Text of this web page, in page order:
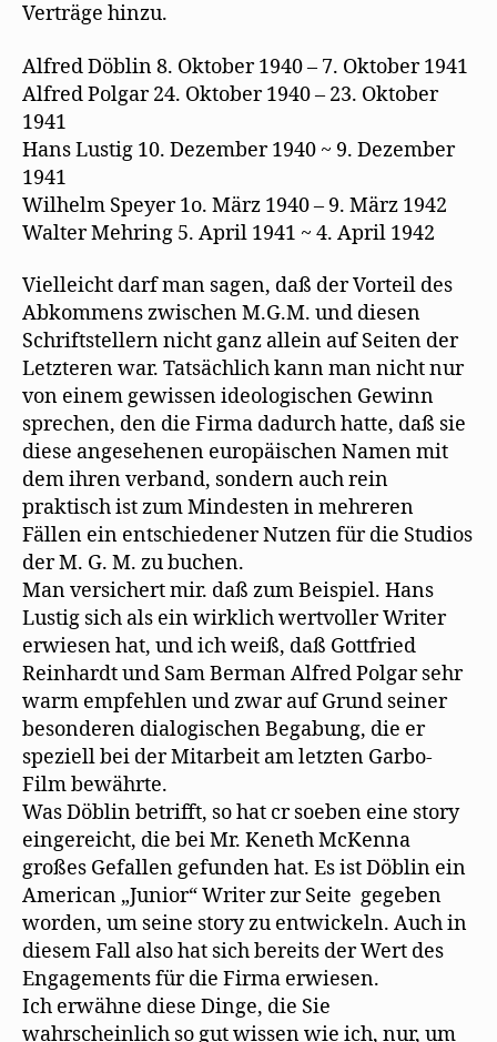
Verträge hinzu.
Alfred Döblin 8. Oktober 1940 – 7. Oktober 1941
Alfred Polgar 24. Oktober 1940 – 23. Oktober
1941
Hans Lustig 10. Dezember 1940 ~ 9. Dezember
1941
Wilhelm Speyer 1o. März 1940 – 9. März 1942
Walter Mehring 5. April 1941 ~ 4. April 1942
Vielleicht darf man sagen, daß der Vorteil des
Abkommens zwischen M.G.M. und diesen
Schriftstellern nicht ganz allein auf Seiten der
Letzteren war. Tatsächlich kann man nicht nur
von einem gewissen ideologischen Gewinn
sprechen, den die Firma dadurch hatte, daß sie
diese angesehenen europäischen Namen mit
dem ihren verband, sondern auch rein
praktisch ist zum Mindesten in mehreren
Fällen ein entschiedener Nutzen für die Studios
der M. G. M. zu buchen.
Man versichert mir. daß zum Beispiel. Hans
Lustig sich als ein wirklich wertvoller Writer
erwiesen hat, und ich weiß, daß Gottfried
Reinhardt und Sam Berman Alfred Polgar sehr
warm empfehlen und zwar auf Grund seiner
besonderen dialogischen Begabung, die er
speziell bei der Mitarbeit am letzten Garbo-
Film bewährte.
Was Döblin betrifft, so hat cr soeben eine story
eingereicht, die bei Mr. Keneth McKenna
großes Gefallen gefunden hat. Es ist Döblin ein
American „Junior“ Writer zur Seite gegeben
worden, um seine story zu entwickeln. Auch in
diesem Fall also hat sich bereits der Wert des
Engagements für die Firma erwiesen.
Ich erwähne diese Dinge, die Sie
wahrscheinlich so gut wissen wie ich, nur, um